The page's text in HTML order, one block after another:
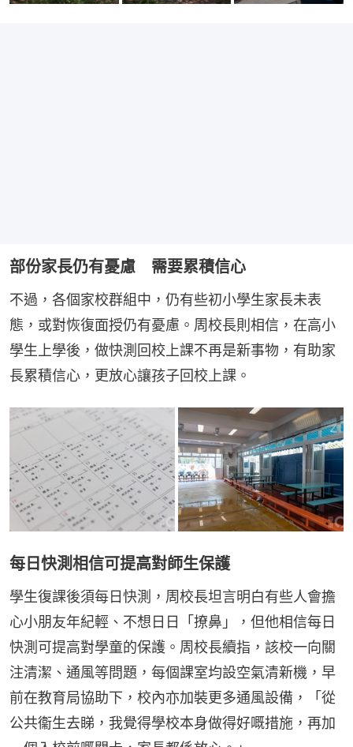
部份家長仍有憂慮 需要累積信心
不過，各個家校群組中，仍有些初小學生家長未表
態，或對恢復面授仍有憂慮。周校長則相信，在高小
學生上學後，做快測回校上課不再是新事物，有助家
長累積信心，更放心讓孩子回校上課。
每日快測相信可提高對師生保護
學生復課後須每日快測，周校長坦言明白有些人會擔
心小朋友年紀輕、不想日日「撩鼻」，但他相信每日
快測可提高對學童的保護。周校長續指，該校一向關
注清潔、通風等問題，每個課室均設空氣清新機，早
前在教育局協助下，校內亦加裝更多通風設備，「從
公共衞生去睇，我覺得學校本身做得好嘅措施，再加